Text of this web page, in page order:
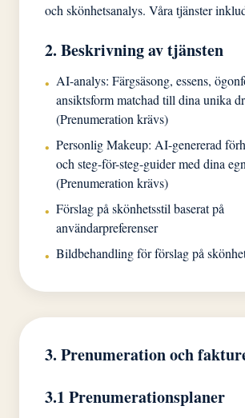
och skönhetsanalys. Våra tjänster
2. Beskrivning av tjänsten
• AI-analys: Färgsäsong, essens,
ansiktsform matchad till dina unika
(Prenumeration krävs)
• Personlig Makeup: AI-genererad
och steg-för-steg-guider med dina
(Prenumeration krävs)
• Förslag på skönhetsstil baserat på
användarpreferenser
• Bildbehandling för förslag på
3. Prenumeration och
3.1 Prenumerationsplaner